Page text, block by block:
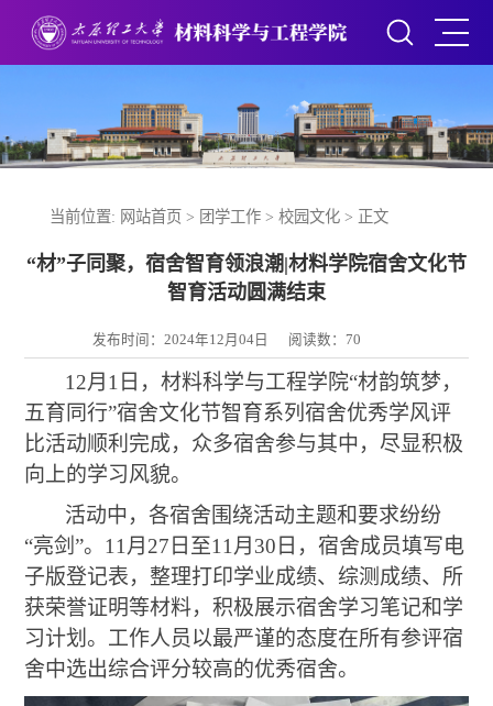
当前位置: 网站首页 > 团学工作> 校园文化> 正文
“材”子同聚，宿舍智育领浪潮|材料学院宿舍文化节
智育活动圆满结束
发布时间：2024年12月04日 阅读数： 70
12月 1 日，材料科学与工程学院“材韵筑梦，
五育同行”宿舍文化节智育系列宿舍优秀学风评
比活动顺利完成，众多宿舍参与其中，尽显积极
向上的学习风貌。
活动中，各宿舍围绕活动主题和要求纷纷
“亮剑”。 11月27 日至11月 30 日，宿舍成员填写电
子版登记表，整理打印学业成绩、综测成绩、所
获荣誉证明等材料，积极展示宿舍学习笔记和学
习计划。工作人员以最严谨的态度在所有参评宿
舍中选出综合评分较高的优秀宿舍。